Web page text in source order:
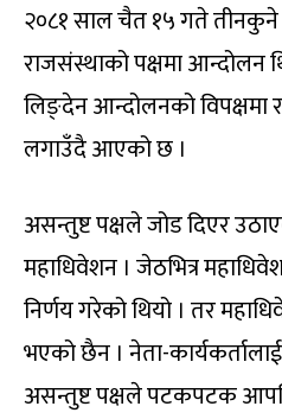
२०८१ साल चैत १५ गते
राजसंस्थाको पक्षमा आन्दोलन
लिङ्देन आन्दोलनको विपक्षमा
लगाउँदै आएको छ ।
असन्तुष्ट पक्षले जोड दिएर
महाधिवेशन । जेठभित्र
निर्णय गरेको थियो । तर
भएको छैन । नेता-
असन्तुष्ट पक्षले पटकपटक